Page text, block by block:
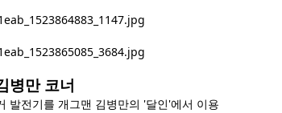
병만 코너
발전기를 개그맨 김병만의 '달인'에서 이용